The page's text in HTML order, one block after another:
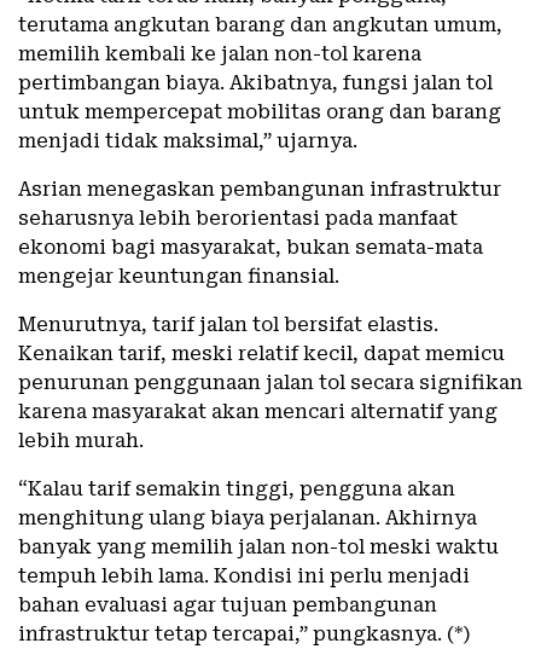
terutama angkutan barang dan angkutan umum,
memilih kembali ke jalan non-tol karena
pertimbangan biaya. Akibatnya, fungsi jalan tol
untuk mempercepat mobilitas orang dan barang
menjadi tidak maksimal,” ujarnya.
Asrian menegaskan pembangunan infrastruktur
seharusnya lebih berorientasi pada manfaat
ekonomi bagi masyarakat, bukan semata-mata
mengejar keuntungan finansial.
Menurutnya, tarif jalan tol bersifat elastis.
Kenaikan tarif, meski relatif kecil, dapat memicu
penurunan penggunaan jalan tol secara signifikan
karena masyarakat akan mencari alternatif yang
lebih murah.
“Kalau tarif semakin tinggi, pengguna akan
menghitung ulang biaya perjalanan. Akhirnya
banyak yang memilih jalan non-tol meski waktu
tempuh lebih lama. Kondisi ini perlu menjadi
bahan evaluasi agar tujuan pembangunan
infrastruktur tetap tercapai,” pungkasnya. (*)